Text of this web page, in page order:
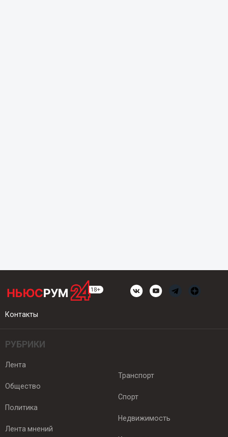
Контакты
РУБРИКИ
Лента
Общество
Политика
Лента мнений
Транспорт
Спорт
Недвижимость